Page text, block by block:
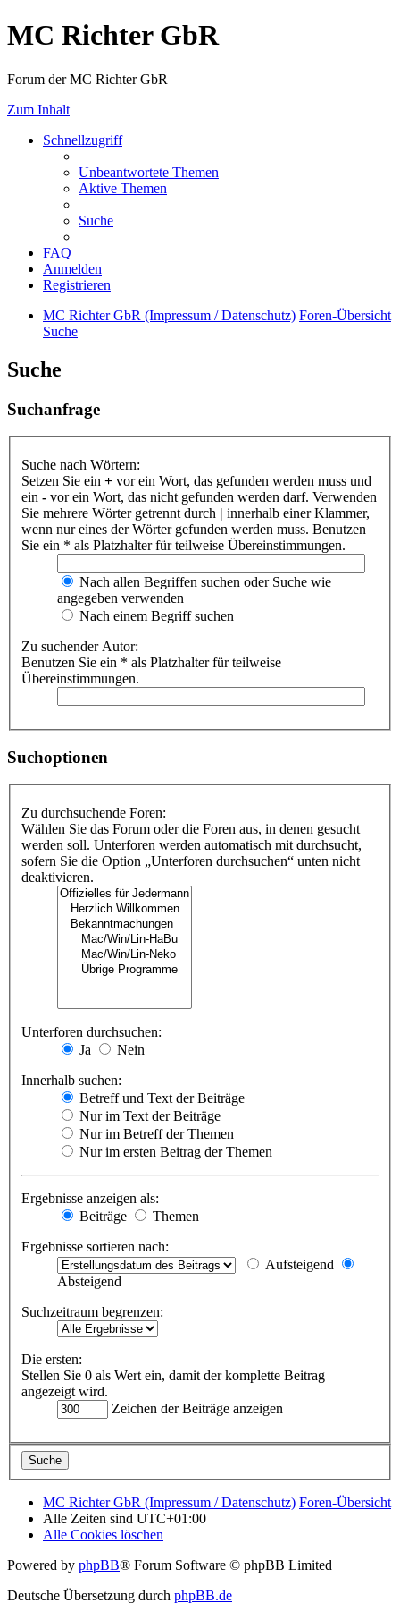
MC Richter GbR
Forum der MC Richter GbR
Zum Inhalt
Schnellzugriff
Unbeantwortete Themen
Aktive Themen
Suche
FAQ
Anmelden
Registrieren
MC Richter GbR (Impressum / Datenschutz) Foren-Übersicht
Suche
Suche
Suchanfrage
Suche nach Wörtern:
Setzen Sie ein + vor ein Wort, das gefunden werden muss und
ein - vor ein Wort, das nicht gefunden werden darf. Verwenden
Sie mehrere Wörter getrennt durch | innerhalb einer Klammer,
wenn nur eines der Wörter gefunden werden muss. Benutzen
Sie ein * als Platzhalter für teilweise Übereinstimmungen.
Nach allen Begriffen suchen oder Suche wie
angegeben verwenden
Nach einem Begriff suchen
Zu suchender Autor:
Benutzen Sie ein * als Platzhalter für teilweise
Übereinstimmungen.
Suchoptionen
Zu durchsuchende Foren:
Wählen Sie das Forum oder die Foren aus, in denen gesucht
werden soll. Unterforen werden automatisch mit durchsucht,
sofern Sie die Option „Unterforen durchsuchen“ unten nicht
deaktivieren.
Unterforen durchsuchen:
Ja
Nein
Innerhalb suchen:
Betreff und Text der Beiträge
Nur im Text der Beiträge
Nur im Betreff der Themen
Nur im ersten Beitrag der Themen
Ergebnisse anzeigen als:
Beiträge
Themen
Ergebnisse sortieren nach:
Aufsteigend
Absteigend
Suchzeitraum begrenzen:
Die ersten:
Stellen Sie 0 als Wert ein, damit der komplette Beitrag
angezeigt wird.
Zeichen der Beiträge anzeigen
MC Richter GbR (Impressum / Datenschutz) Foren-Übersicht
Alle Zeiten sind UTC+01:00
Alle Cookies löschen
Powered by phpBB® Forum Software © phpBB Limited
Deutsche Übersetzung durch phpBB.de